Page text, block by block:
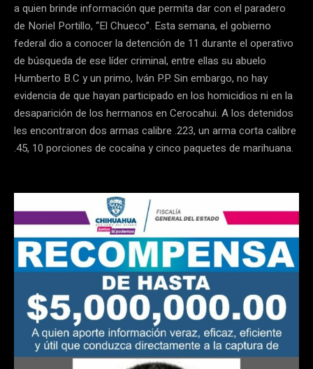
a quien brinde información que permita dar con el paradero
de Noriel Portillo, “El Chueco”. Esta semana, el gobierno
federal dio a conocer la detención de 11 durante el operativo
de búsqueda de ese líder criminal, entre ellas su abuelo
Humberto B.C y un primo, Iván P.P. Sin embargo, no hay
evidencia de que hayan participado en los homicidios ni en la
desaparición de los hermanos en Cerocahui. A los detenidos
les encontraron dos armas calibre .223, un arma corta calibre
.45, 10 porciones de cocaína y cinco paquetes de marihuana.